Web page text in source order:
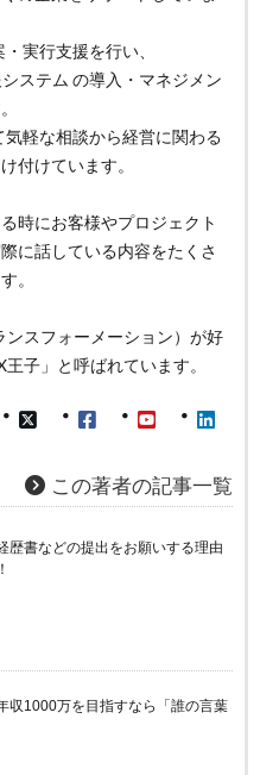
実行支援を行い、
ステム の導入・マネジメン
軽な相談から経営に関わる
付けています。
時にお客様やプロジェクト
に話している内容をたくさ
。
ンスフォーメーション）が好
子」と呼ばれています。
この著者の記事一覧
歴書などの提出をお願いする理由
収1000万を目指すなら「誰の言葉